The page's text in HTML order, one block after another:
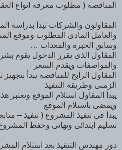
المناقصه ( مطلوب معرفة انواع
المقاولون والشركات تبدأ بدراسة
والعامل المادى المطلوب وموقع
وسابق الخبره والمعدات …
المقاول الذى يقرر الدخول يقوم
والمواصفات ويقدم السعر
المقاول الرابح للمناقصة يبدأ
الزمنى وطريقة التنفيذ
يبدأ المقاول استلام الموقع وتعتبر
ويمضى باستلام الموقع
يبدأ فى تنفيذ المشروع ( تنفيذ –
تسليم ابتدائى ونهائى وحفظ
دور مهندس التنفيذ بعد استلام